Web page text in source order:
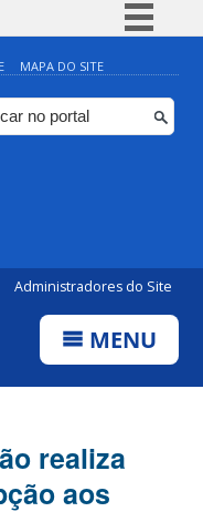
Simplifique!
Comunica BR
Participe
MAPA DO SITE
Administradores do Site
MENU
realiza
aos